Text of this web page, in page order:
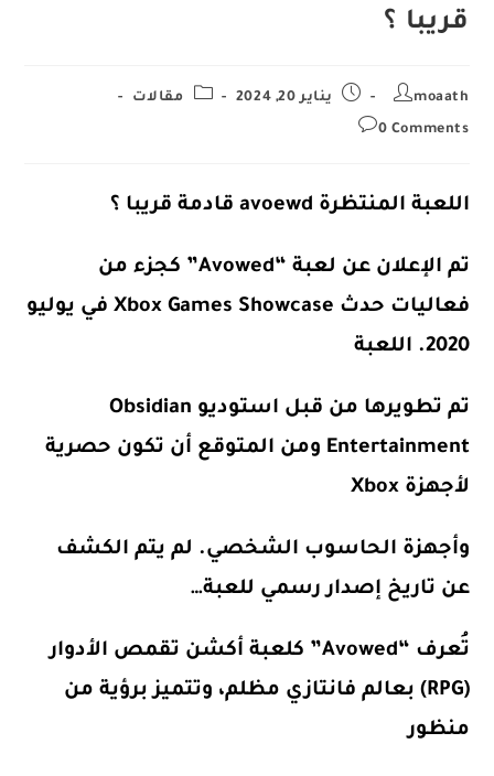
قريبا ؟
Post
moaath
Post يناير 20, 2024
Post مقالات
Post
0 Comments
اللعبة المنتظرة avoewd قادمة قريبا ؟
تم الإعلان عن لعبة “Avowed” كجزء من
فعاليات حدث Xbox Games Showcase في يوليو
2020. اللعبة
تم تطويرها من قبل استوديو Obsidian
Entertainment ومن المتوقع أن تكون حصرية
لأجهزة Xbox
وأجهزة الحاسوب الشخصي. لم يتم الكشف
عن تاريخ إصدار رسمي للعبة…
تُعرف “Avowed” كلعبة أكشن تقمص الأدوار
(RPG) بعالم فانتازي مظلم، وتتميز برؤية من
منظور